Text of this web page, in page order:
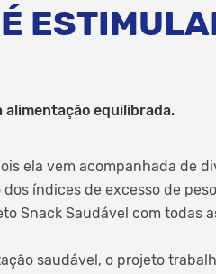
alimentação equilibrada.
ela vem acompanhada de
índices de excesso de
Snack Saudável com todas
saudável, o projeto